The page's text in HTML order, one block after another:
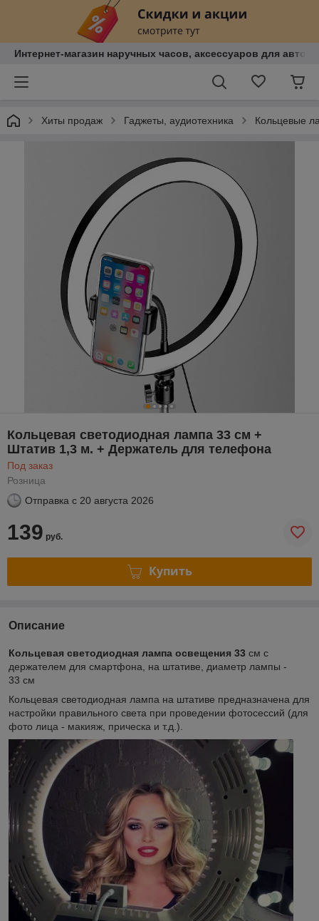
Интернет-магазин наручных часов, аксессуаров для авто,
Хиты продаж Гаджеты, аудиотехника Кольцевые
Кольцевая светодиодная лампа 33 см +
Штатив 1,3 м. + Держатель для телефона
Под заказ
Розница
Отправка с 20 августа 2026
139 руб.
Купить
Описание
Кольцевая светодиодная лампа освещения 33 см с
держателем для смартфона, на штативе, диаметр лампы -
33 см
Кольцевая светодиодная лампа на штативе предназначена для
настройки правильного света при проведении фотосессий (для
фото лица - макияж, прическа и т.д.).